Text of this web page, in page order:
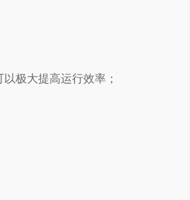
极大提高运行效率；